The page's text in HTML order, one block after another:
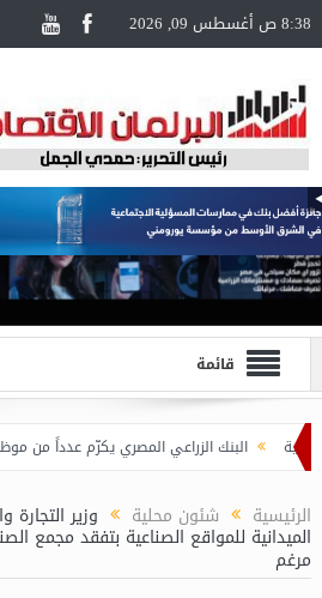
8:38 ص أغسطس 09, 2026
قائمة
البنك الزراعي المصري يكرّم عدداً من موظفيه
الرئيسية شئون محلية وزير التجارة
الميدانية للمواقع الصناعية بتفقد مجمع
مرغم